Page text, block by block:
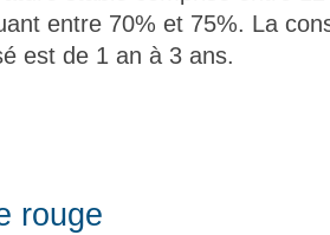
entre 70% et 75%. La
est de 1 an à 3 ans.
rouge